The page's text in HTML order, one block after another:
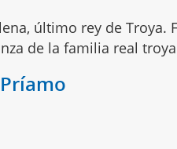
último rey de Troya.
de la familia real